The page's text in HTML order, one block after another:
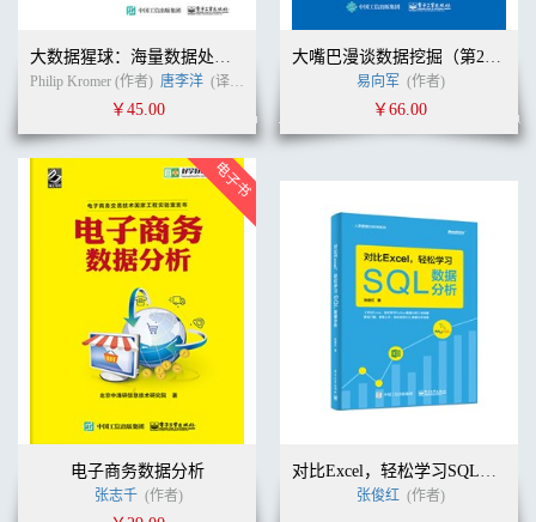
大数据猩球：海量数据处理实践指南
Philip Kromer (作者) 唐李洋 (译者)
￥45.00
大嘴巴漫谈数据挖掘（第2季产品篇）
易向军 (作者)
￥66.00
电子商务数据分析
张志千 (作者)
对比Excel，轻松学习SQL数据分析
张俊红 (作者)